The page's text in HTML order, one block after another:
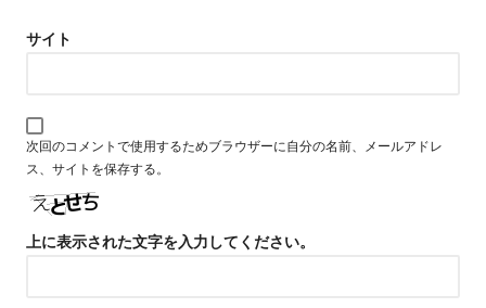
サイト
次回のコメントで使用するためブラウザーに自分の名前、メールアドレ
ス、サイトを保存する。
上に表示された文字を入力してください。